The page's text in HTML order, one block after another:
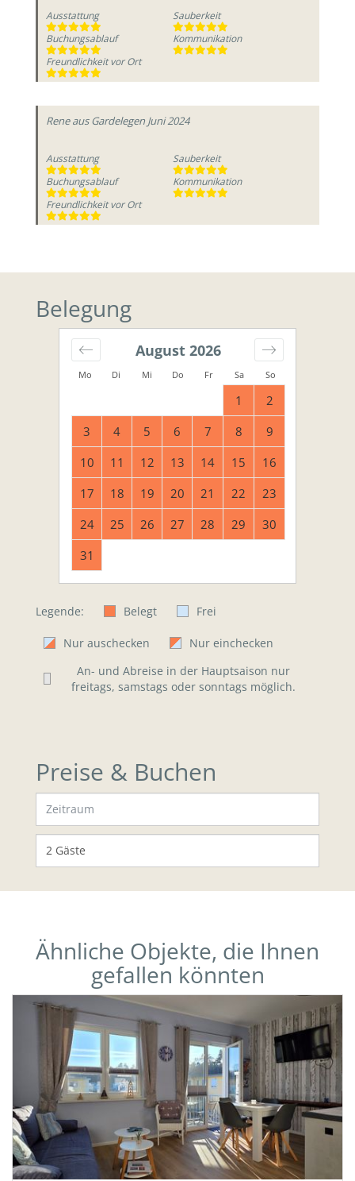
Ausstattung
Sauberkeit
Buchungsablauf
Kommunikation
Freundlichkeit vor Ort
Reneaus Gardelegen Juni 2024
Ausstattung
Sauberkeit
Buchungsablauf
Kommunikation
Freundlichkeit vor Ort
Belegung
Mo Di Mi Do Fr Sa So
August 2026
1
2
3
4 5 6 7 8
9
10
11 12 13 14 15
16
17
18 19 20 21 22
23
24
25 26 27 28 29
30
31
Legende: Belegt Frei
Nur auschecken
Nur einchecken
An- und Abreise in der Hauptsaison nur
freitags, samstags oder sonntags möglich.
Preise & Buchen
Ähnliche Objekte, die Ihnen
gefallen könnten